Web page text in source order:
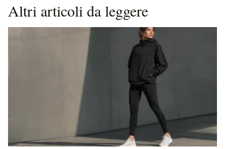
Altri articoli da leggere